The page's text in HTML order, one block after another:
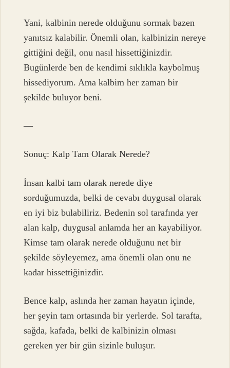
Yani, kalbinin nerede olduğunu sormak bazen
yanıtsız kalabilir. Önemli olan, kalbinizin nereye
gittiğini değil, onu nasıl hissettiğinizdir.
Bugünlerde ben de kendimi sıklıkla kaybolmuş
hissediyorum. Ama kalbim her zaman bir
şekilde buluyor beni.
—
Sonuç: Kalp Tam Olarak Nerede?
İnsan kalbi tam olarak nerede diye
sorduğumuzda, belki de cevabı duygusal olarak
en iyi biz bulabiliriz. Bedenin sol tarafında yer
alan kalp, duygusal anlamda her an kayabiliyor.
Kimse tam olarak nerede olduğunu net bir
şekilde söyleyemez, ama önemli olan onu ne
kadar hissettiğinizdir.
Bence kalp, aslında her zaman hayatın içinde,
her şeyin tam ortasında bir yerlerde. Sol tarafta,
sağda, kafada, belki de kalbinizin olması
gereken yer bir gün sizinle buluşur.